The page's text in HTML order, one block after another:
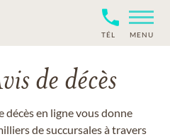
TÉL MENU
de décès
décès en ligne vous donne
de succursales à travers